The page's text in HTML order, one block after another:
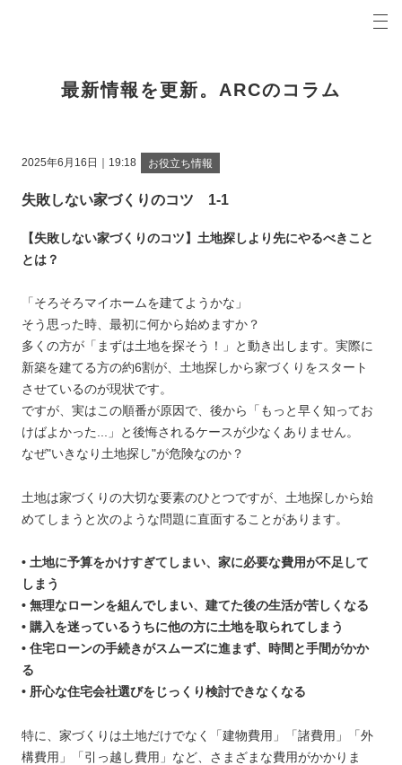
2025年6月16日｜19:18 お役立ち情報
失敗しない家づくりのコツ 1-1
最新情報を更新。ARCのコラム
【失敗しない家づくりのコツ】土地探しより先にやるべきこと
とは？
「そろそろマイホームを建てようかな」
そう思った時、最初に何から始めますか？
多くの方が「まずは土地を探そう！」と動き出します。実際に
新築を建てる方の約6割が、土地探しから家づくりをスタート
させているのが現状です。
ですが、実はこの順番が原因で、後から「もっと早く知ってお
けばよかった...」と後悔されるケースが少なくありません。
なぜ"いきなり土地探し"が危険なのか？
土地は家づくりの大切な要素のひとつですが、土地探しから始
めてしまうと次のような問題に直面することがあります。
• 土地に予算をかけすぎてしまい、家に必要な費用が不足して
しまう
• 無理なローンを組んでしまい、建てた後の生活が苦しくなる
• 購入を迷っているうちに他の方に土地を取られてしまう
• 住宅ローンの手続きがスムーズに進まず、時間と手間がかか
る
• 肝心な住宅会社選びをじっくり検討できなくなる
特に、家づくりは土地だけでなく「建物費用」「諸費用」「外
構費用」「引っ越し費用」など、さまざまな費用がかかりま